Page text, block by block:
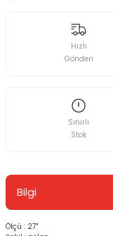
Hızlı
Gönderi
Sınırlı
Stok
Bilgi
Ölçü : 27"